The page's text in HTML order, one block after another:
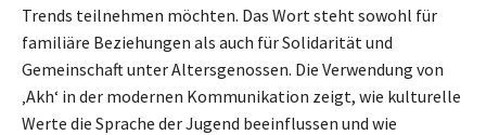
Trends teilnehmen möchten. Das Wort steht sowohl für
familiäre Beziehungen als auch für Solidarität und
Gemeinschaft unter Altersgenossen. Die Verwendung von
‚Akh‘ in der modernen Kommunikation zeigt, wie kulturelle
Werte die Sprache der Jugend beeinflussen und wie